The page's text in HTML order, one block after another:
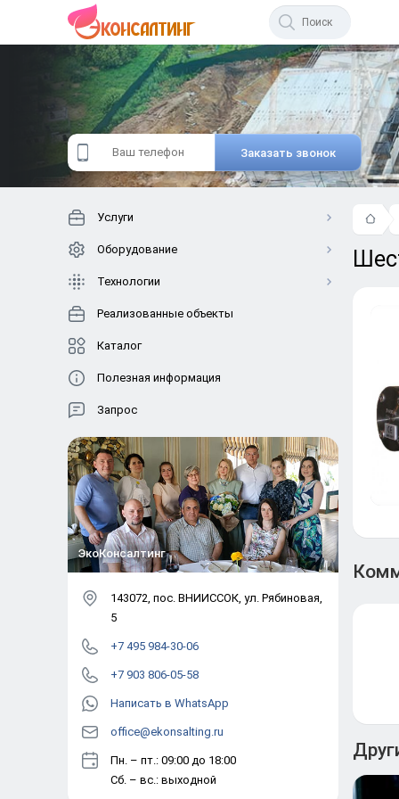
Начните
вводить
текст.
Заказать звонок
Услуги
Оборудование
Технологии
Реализованные объекты
Каталог
Полезная информация
Запрос
ЭкоКонсалтинг
143072, пос. ВНИИССОК, ул. Рябиновая,
5
+7 495 984-30-06
+7 903 806-05-58
Написать в WhatsApp
office@ekonsalting.ru
Пн. – пт.: 09:00 до 18:00
Сб. – вс.: выходной